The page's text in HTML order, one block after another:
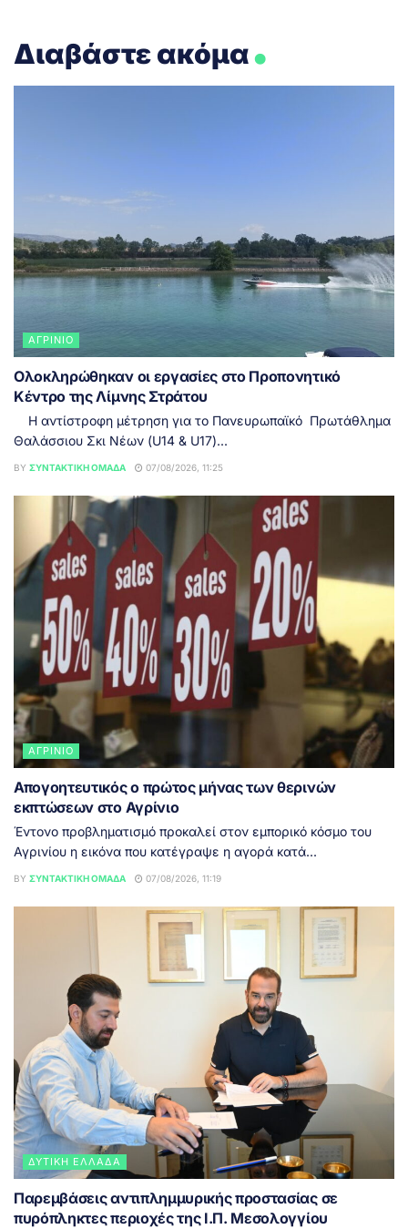
Διαβάστε ακόμα.
ΑΓΡΊΝΙΟ
Ολοκληρώθηκαν οι εργασίες στο Προπονητικό
Κέντρο της Λίμνης Στράτου
Η αντίστροφη μέτρηση για το Πανευρωπαϊκό Πρωτάθλημα
Θαλάσσιου Σκι Νέων (U14 & U17)...
BY ΣΥΝΤΑΚΤΙΚΉ ΟΜΆΔΑ 07/08/2026, 11:25
ΑΓΡΊΝΙΟ
Απογοητευτικός ο πρώτος μήνας των θερινών
εκπτώσεων στο Αγρίνιο
Έντονο προβληματισμό προκαλεί στον εμπορικό κόσμο του
Αγρινίου η εικόνα που κατέγραψε η αγορά κατά...
BY ΣΥΝΤΑΚΤΙΚΉ ΟΜΆΔΑ 07/08/2026, 11:19
ΔΥΤΙΚΉ ΕΛΛΆΔΑ
Παρεμβάσεις αντιπλημμυρικής προστασίας σε
πυρόπληκτες περιοχές της Ι.Π. Μεσολογγίου